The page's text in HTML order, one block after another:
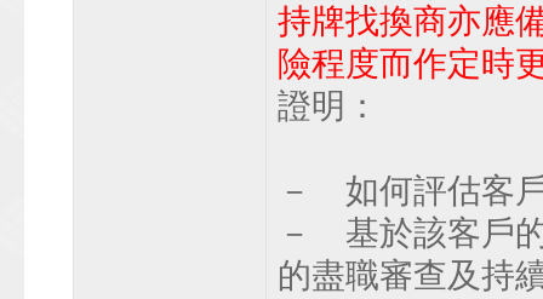
持牌找換商亦應
險程度而作定時
證明：
－ 如何評估客
－ 基於該客戶
的盡職審查及持